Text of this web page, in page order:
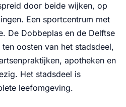
door beide wijken, op
Een sportcentrum met
De Dobbeplas en de Delftse
oosten van het stadsdeel,
apotheken en
Het stadsdeel is
leefomgeving.